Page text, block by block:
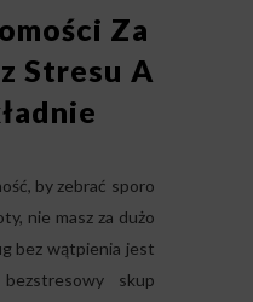
Za
Stresu A
by zebrać sporo
nie masz za dużo
bez wątpienia jest
skup